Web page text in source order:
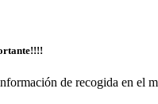
de recogida en el